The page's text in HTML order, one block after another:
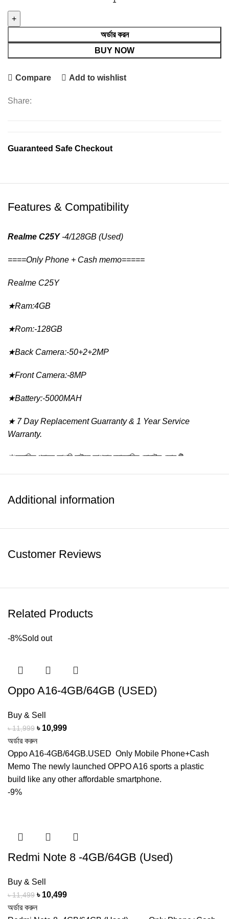
-4/128GB
quantity
অর্ডার করন
BUY NOW
Compare Add to wishlist
Share:
Guaranteed Safe Checkout
Features & Compatibility
Realme C25Y-4/128GB (Used)
====Only Phone + Cash memo=====
Realme C25Y
★Ram:4GB
★Rom:-128GB
★Back Camera:-50+2+2MP
★Front Camera:-8MP
★Battery:-5000MAH
★ 7 Day Replacement Guarranty & 1 Year Service
Warranty.
❇️সম্মানিত গ্রাহক আপনি চাইলে আপনার ব্যাবহারিত মোবাইল ফোন টি
সেকেত্রে আপনার মোবাইল এর অরিজিনাল IMEI Maching Box থাকতে হবে।
Additional information
Customer Reviews
Related Products
-8%Sold out
Oppo A16-4GB/64GB (USED)
Buy & Sell
৳11,999 Original
price
was:
৳ 11,999.
৳ 10,999Current
is:
৳ 10,999.
অর্ডার করুন
Oppo A16-4GB/64GB.USED Only Mobile Phone+Cash
Memo The newly launched OPPO A16 sports a plastic
build like any other affordable smartphone.
-9%
Redmi Note 8 -4GB/64GB (Used)
Buy & Sell
৳11,499 Original
price
৳ 10,499Current
অর্ডার করুন